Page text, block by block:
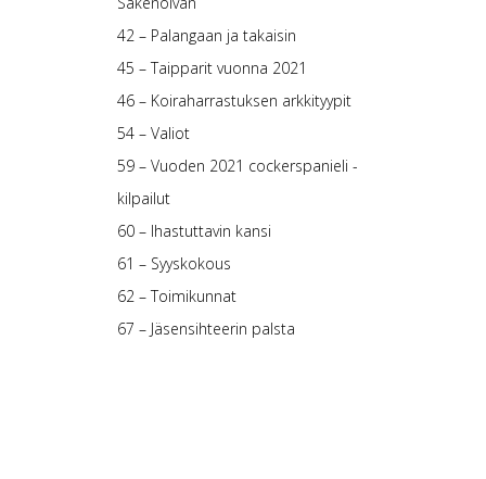
42 – Palangaan ja takaisin
45 – Taipparit vuonna 2021
46 – Koiraharrastuksen arkkityypit
54 – Valiot
59 – Vuoden 2021 cockerspanieli -
kilpailut
60 – Ihastuttavin kansi
61 – Syyskokous
62 – Toimikunnat
67 – Jäsensihteerin palsta